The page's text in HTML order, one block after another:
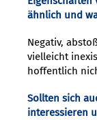
ähnlich und
Negativ,
vielleicht
hoffentlich
Sollten sich
interessieren